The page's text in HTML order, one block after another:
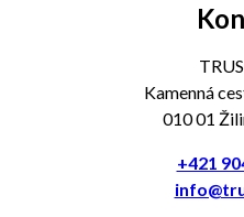
Kamenná
010 01
+421